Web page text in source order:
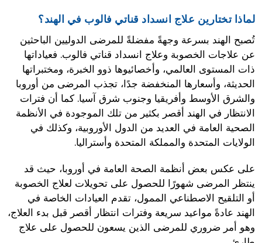
لماذا تختارين علاج انسداد قناتي فالوب في الهند؟
تُصبح الهند بسرعة وجهةً مفضلةً للمرضى الدوليين الباحثين
عن علاجات الخصوبة وعلاج انسداد قناتي فالوب. فعياداتها
ذات المستوى العالمي، وأخصائيوها ذوو الخبرة، ومختبراتها
الحديثة، وأسعارها المنخفضة جدًا، تجذب المرضى من أوروبا
والشرق الأوسط وأفريقيا وجنوب شرق آسيا. كما أن فترات
الانتظار في الهند أقصر بكثير من تلك الموجودة في الأنظمة
الصحية العامة في العديد من الدول الأوروبية، وكذلك في
الولايات المتحدة والمملكة المتحدة وأستراليا.
على عكس بعض أنظمة الصحة العامة في أوروبا، حيث قد
ينتظر المرضى شهورًا للحصول على تحويلات لعلاج الخصوبة
أو التلقيح الاصطناعي الممول، تقدم العيادات الخاصة في
الهند عادةً مواعيد سريعة وفترات انتظار أقصر قبل بدء العلاج،
وهو أمر ضروري للمرضى الذين يسعون للحصول على علاج